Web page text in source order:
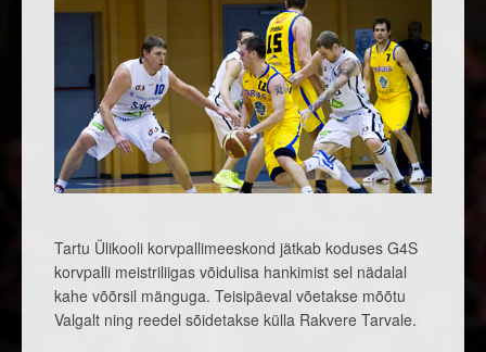
Tartu Ülikooli korvpallimeeskond jätkab koduses G4S
korvpalli meistriliigas võidulisa hankimist sel nädalal
kahe võõrsil mänguga. Teisipäeval võetakse mõõtu
Valgalt ning reedel sõidetakse külla Rakvere Tarvale.